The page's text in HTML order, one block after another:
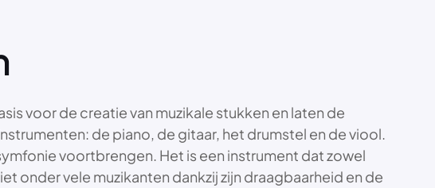
voor de creatie van muzikale stukken en laten de
de piano, de gitaar, het drumstel en de viool.
voortbrengen. Het is een instrument dat zowel
onder vele muzikanten dankzij zijn draagbaarheid en de